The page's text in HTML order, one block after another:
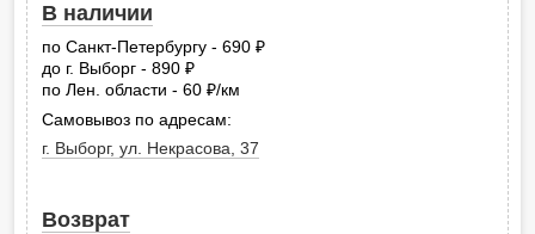
В наличии
по Санкт-Петербургу - 690
до г. Выборг - 890
по Лен. области - 60
руб.
/км
Самовывоз по адресам:
г. Выборг, ул. Некрасова, 37
Возврат